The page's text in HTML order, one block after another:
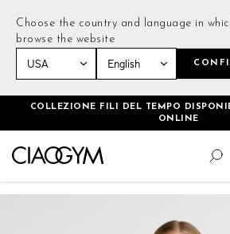
Choose the country and language in
browse the website
COLLEZIONE FILI DEL TEMPO
ONLINE
Salta
contenuto